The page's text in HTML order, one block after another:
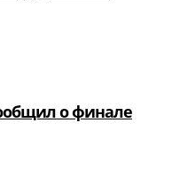
о финале